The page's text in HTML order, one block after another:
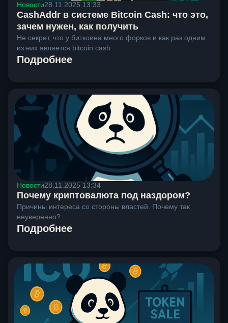
Новости28.11.2025 13:33
CashAddr в системе Bitcoin Cash: что это,
зачем нужен, как получить
Не секрет, что у биткоина много форков и как раз одним
из них является bitcoin cash
Подробнее
Новости28.11.2025 13:34
Почему криптовалюта под наздором?
Причины интереса со стороны властей. Почему так
неуверенно?
Подробнее